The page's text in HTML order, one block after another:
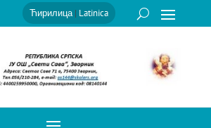
Ћирилица| Latinica